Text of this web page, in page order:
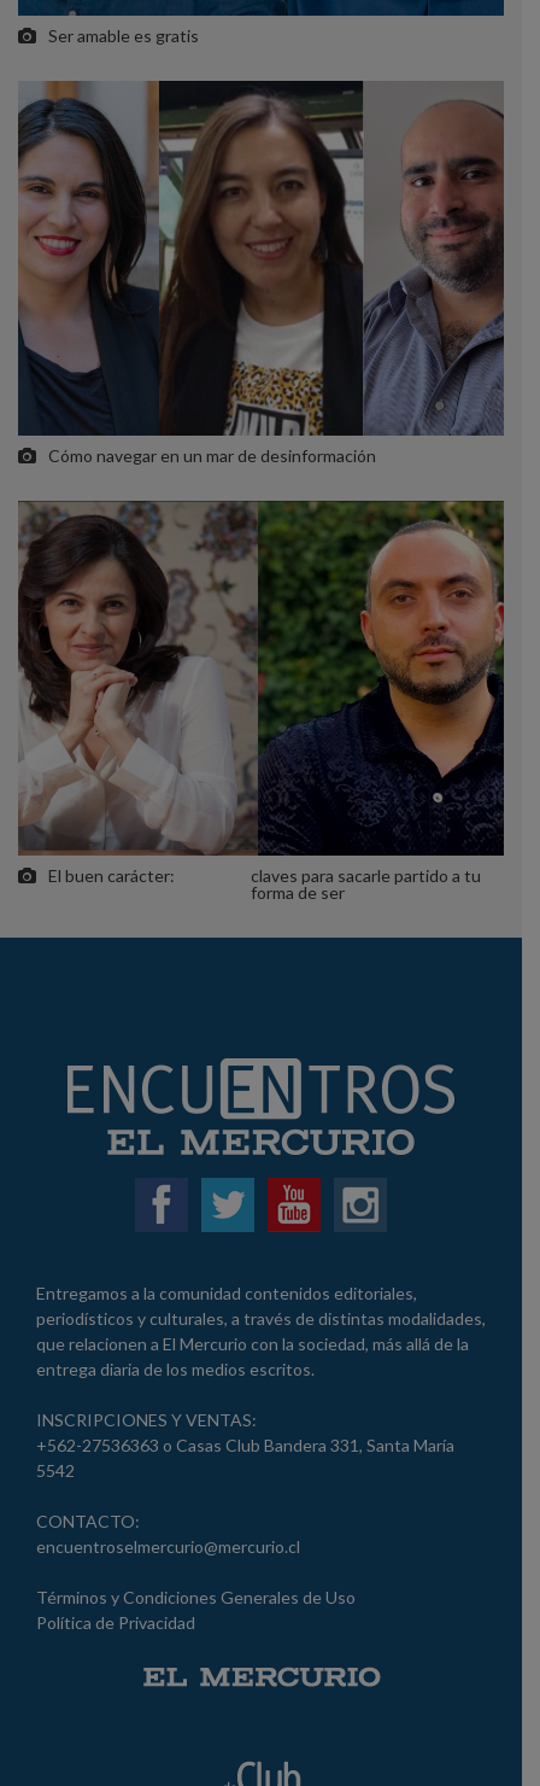
Ser amable es gratis
Cómo navegar en un mar de desinformación
El buen carácter:
claves para sacarle partido a tu
forma de ser
Entregamos a la comunidad contenidos editoriales,
periodísticos y culturales, a través de distintas modalidades,
que relacionen a El Mercurio con la sociedad, más allá de la
entrega diaria de los medios escritos.
INSCRIPCIONES Y VENTAS:
+562-27536363 o Casas Club Bandera 331, Santa María
5542
CONTACTO:
encuentroselmercurio@mercurio.cl
Términos y Condiciones Generales de Uso
Política de Privacidad